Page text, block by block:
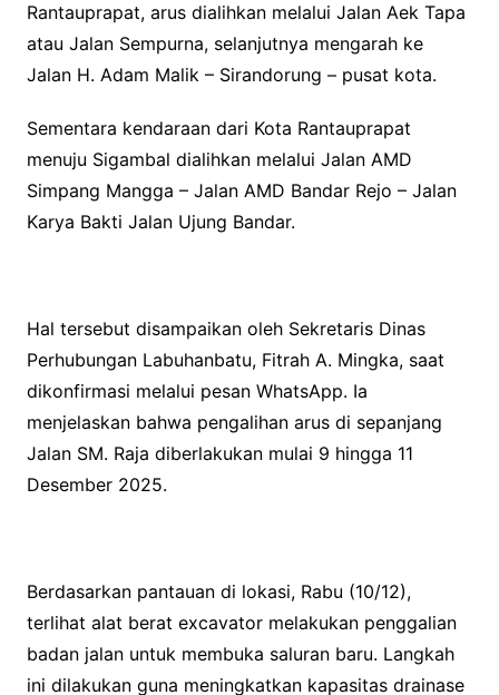
Rantauprapat, arus dialihkan melalui Jalan Aek Tapa
atau Jalan Sempurna, selanjutnya mengarah ke
Jalan H. Adam Malik – Sirandorung – pusat kota.
Sementara kendaraan dari Kota Rantauprapat
menuju Sigambal dialihkan melalui Jalan AMD
Simpang Mangga – Jalan AMD Bandar Rejo – Jalan
Karya Bakti Jalan Ujung Bandar.
Hal tersebut disampaikan oleh Sekretaris Dinas
Perhubungan Labuhanbatu, Fitrah A. Mingka, saat
dikonfirmasi melalui pesan WhatsApp. Ia
menjelaskan bahwa pengalihan arus di sepanjang
Jalan SM. Raja diberlakukan mulai 9 hingga 11
Desember 2025.
Berdasarkan pantauan di lokasi, Rabu (10/12),
terlihat alat berat excavator melakukan penggalian
badan jalan untuk membuka saluran baru. Langkah
ini dilakukan guna meningkatkan kapasitas drainase